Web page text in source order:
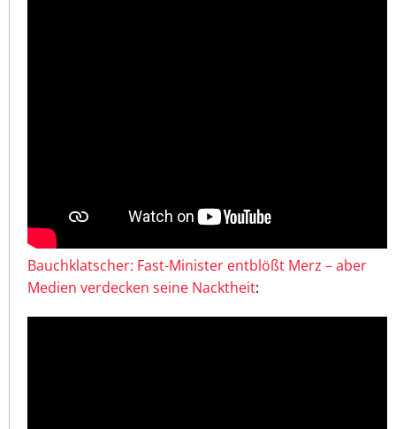
Bauchklatscher: Fast-Minister entblößt Merz – aber
Medien verdecken seine Nacktheit: